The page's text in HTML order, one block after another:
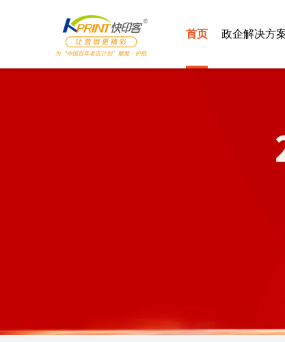
首页 政企解决方